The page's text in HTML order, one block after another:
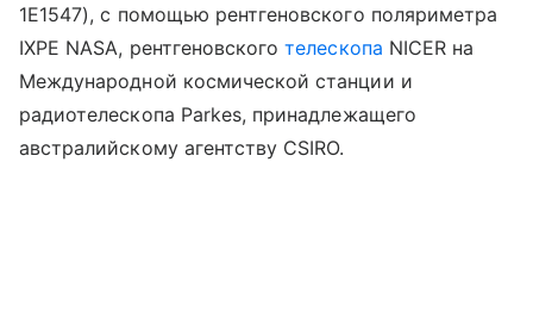
1E1547), с помощью рентгеновского поляриметра
IXPE NASA, рентгеновскоготелескопа NICER на
Международной космической станции и
радиотелескопа Parkes, принадлежащего
австралийскому агентству CSIRO.